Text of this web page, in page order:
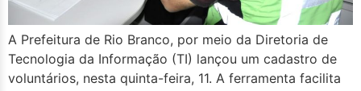
A Prefeitura de Rio Branco, por meio da Diretoria de
Tecnologia da Informação (TI) lançou um cadastro de
voluntários, nesta quinta-feira, 11. A ferramenta facilita